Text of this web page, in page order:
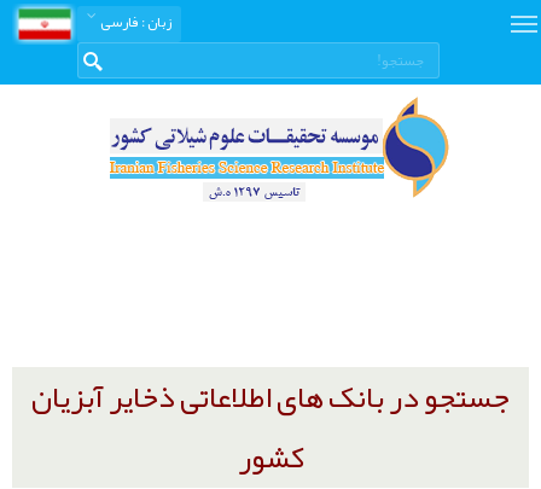
زبان: فارسی
جستجو در بانک های اطلاعاتی ذخایر آبزیان
کشور